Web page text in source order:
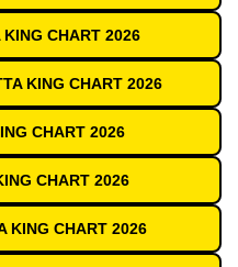
KING CHART 2026
KING CHART 2026
CHART 2026
CHART 2026
KING CHART 2026